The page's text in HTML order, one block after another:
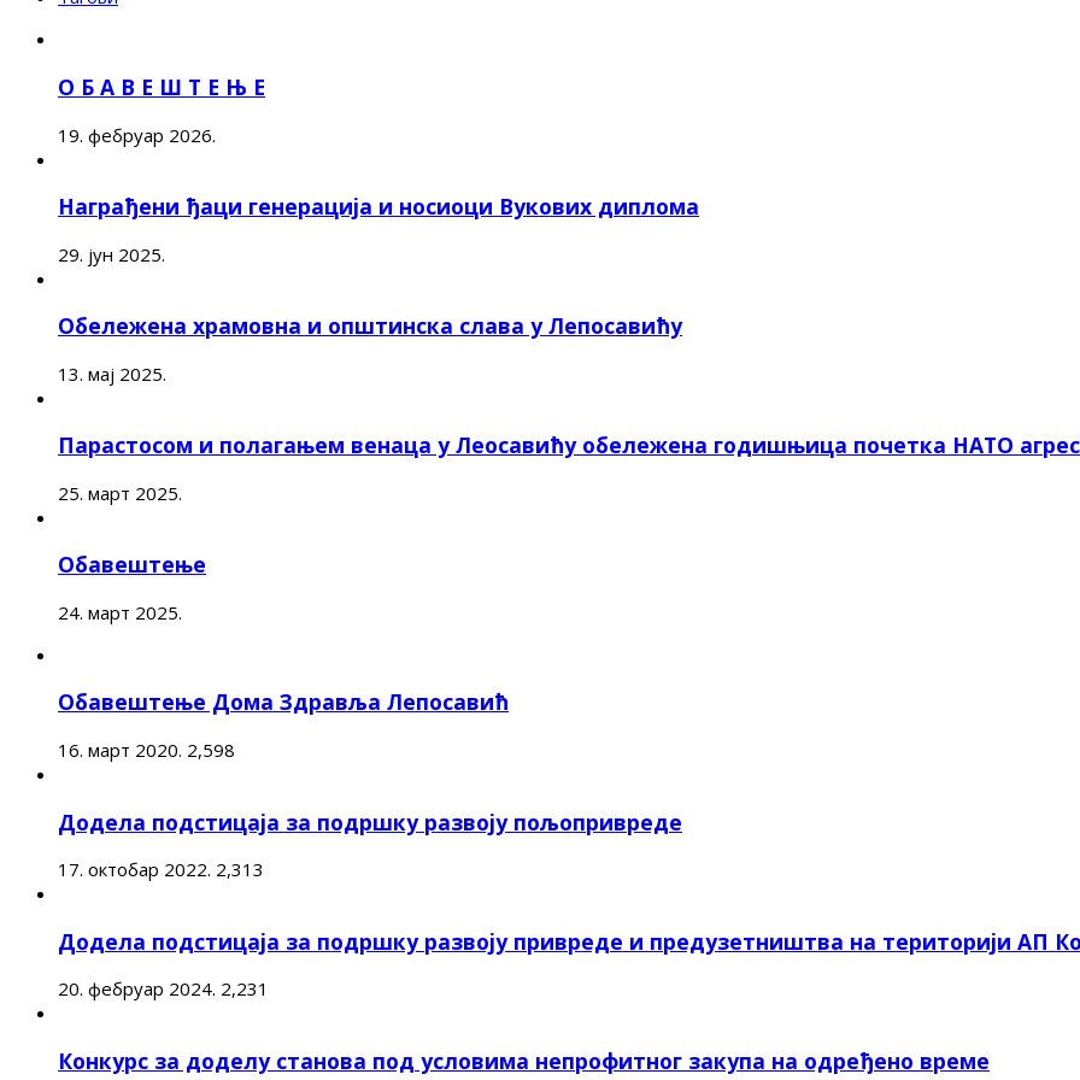
О Б А В Е Ш Т Е Њ Е
19. фебруар 2026.
Награђени ђаци генерација и носиоци Вукових диплома
29. јун 2025.
Обележена храмовна и општинска слава у Лепосавићу
13. мај 2025.
Парастосом и полагањем венаца у Леосавићу обележена годишњица почетка НАТО
25. март 2025.
Обавештење
24. март 2025.
Обавештење Дома Здравља Лепосавић
16. март 2020. 2,598
Додела подстицаја за подршку развоју пољопривреде
17. октобар 2022. 2,313
Додела подстицаја за подршку развоју привреде и предузетништва на територији АП
20. фебруар 2024. 2,231
Конкурс за доделу станова под условима непрофитног закупа на одређено време